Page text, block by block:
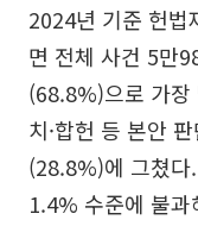
2024년 기준 헌법
면 전체 사건 5만
(68.8%)으로 가장
치·합헌 등 본안
(28.8%)에 그쳤다
1.4% 수준에 불